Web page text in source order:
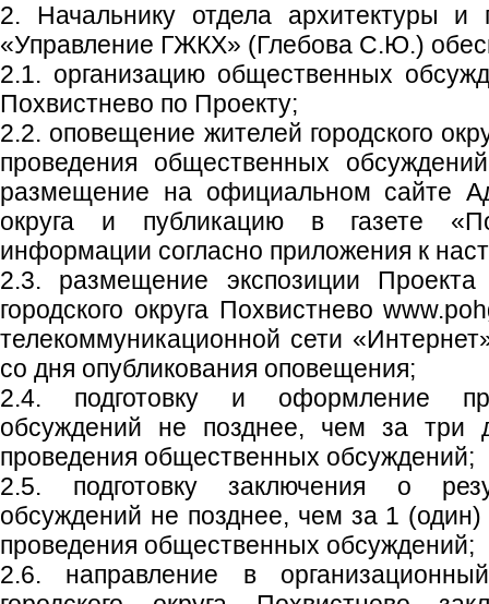
2. Начальнику отдела архитектуры и
«Управление ГЖКХ» (Глебова С.Ю.)
2.1. организацию общественных
Похвистнево по Проекту;
2.2. оповещение жителей городского
проведения общественных
размещение на официальном сайте
округа и публикацию в газете
информации согласно приложения к
2.3. размещение экспозиции
городского округа Похвистнево
телекоммуникационной сети
со дня опубликования оповещения;
2.4. подготовку и оформление
обсуждений не позднее, чем за три
проведения общественных обсуждений;
2.5. подготовку заключения о
обсуждений не позднее, чем за 1
проведения общественных обсуждений;
2.6. направление в